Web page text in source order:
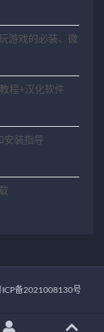
游戏的必装、微
程+汉化软件
安装指导
ICP备2021008130号